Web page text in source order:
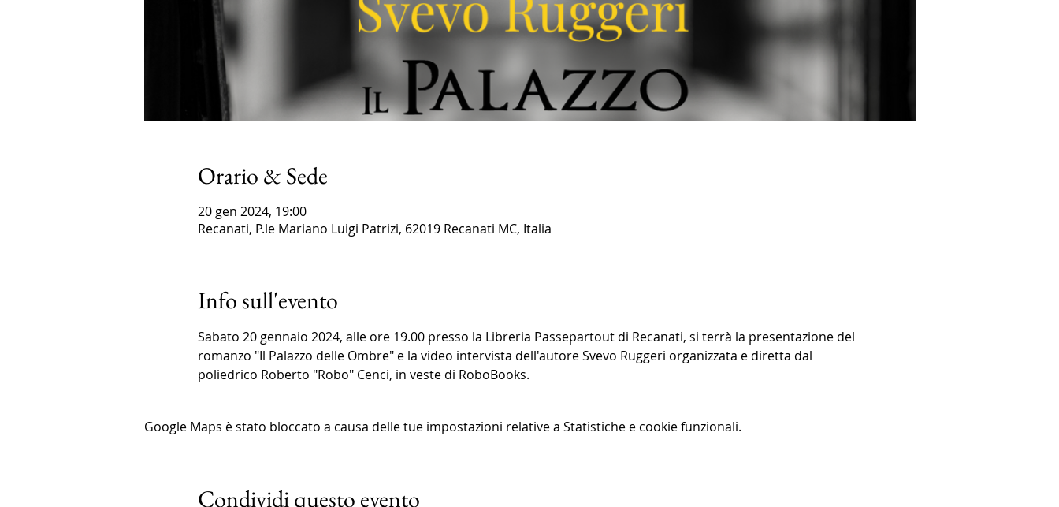
Orario & Sede
20 gen 2024, 19:00
Recanati, P.le Mariano Luigi Patrizi, 62019 Recanati MC, Italia
Info sull'evento
Sabato 20 gennaio 2024, alle ore 19.00 presso la Libreria Passepartout di Recanati, si terrà la presentazione del
romanzo "Il Palazzo delle Ombre" e la video intervista dell'autore Svevo Ruggeri organizzata e diretta dal
poliedrico Roberto "Robo" Cenci, in veste di RoboBooks.
Google Maps è stato bloccato a causa delle tue impostazioni relative a Statistiche e cookie funzionali.
Condividi questo evento